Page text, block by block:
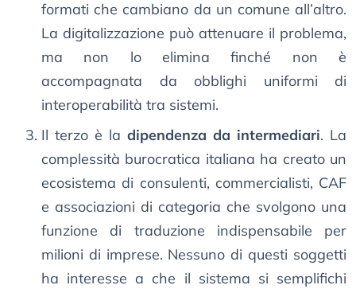
formati che cambiano da un comune all’altro.
La digitalizzazione può attenuare il problema,
ma non lo elimina finché non è
accompagnata da obblighi uniformi di
interoperabilità tra sistemi.
Il terzo è la dipendenza da intermediari. La
complessità burocratica italiana ha creato un
ecosistema di consulenti, commercialisti, CAF
e associazioni di categoria che svolgono una
funzione di traduzione indispensabile per
milioni di imprese. Nessuno di questi soggetti
ha interesse a che il sistema si semplifichi